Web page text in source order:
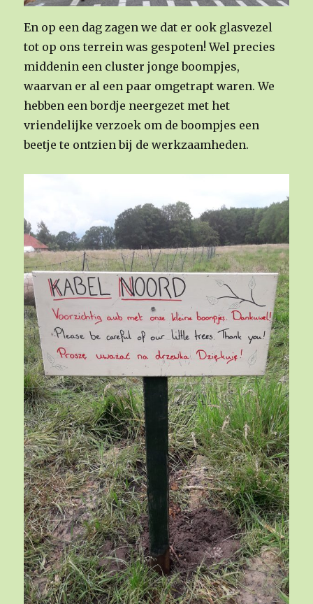
En op een dag zagen we dat er ook glasvezel
tot op ons terrein was gespoten! Wel precies
middenin een cluster jonge boompjes,
waarvan er al een paar omgetrapt waren. We
hebben een bordje neergezet met het
vriendelijke verzoek om de boompjes een
beetje te ontzien bij de werkzaamheden.